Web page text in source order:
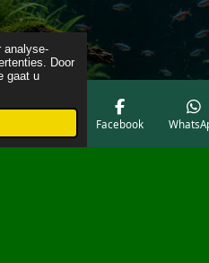
analyse-
Door
gaat u
Facebook